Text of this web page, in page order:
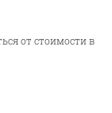
от стоимости в